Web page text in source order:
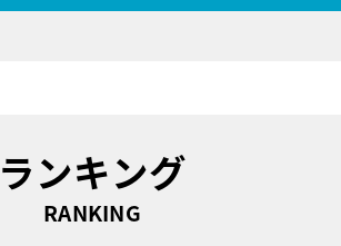
ランキング
RANKING